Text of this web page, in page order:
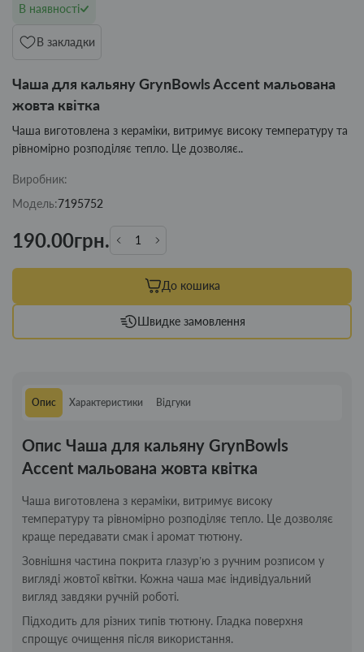
В наявності
В закладки
Чаша для кальяну GrynBowls Accent мальована
жовта квітка
Чаша виготовлена з кераміки, витримує високу температуру та
рівномірно розподіляє тепло. Це дозволяє..
Виробник:
Модель:7195752
190.00грн.
До кошика
Швидке замовлення
Опис Характеристики Відгуки
Опис Чаша для кальяну GrynBowls
Accent мальована жовта квітка
Чаша виготовлена з кераміки, витримує високу
температуру та рівномірно розподіляє тепло. Це дозволяє
краще передавати смак і аромат тютюну.
Зовнішня частина покрита глазур’ю з ручним розписом у
вигляді жовтої квітки. Кожна чаша має індивідуальний
вигляд завдяки ручній роботі.
Підходить для різних типів тютюну. Гладка поверхня
спрощує очищення після використання.